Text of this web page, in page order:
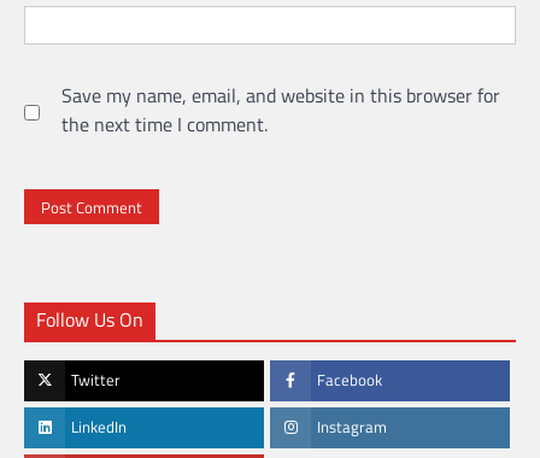
Save my name, email, and website in this browser for
the next time I comment.
Follow Us On
Twitter Facebook
LinkedIn Instagram